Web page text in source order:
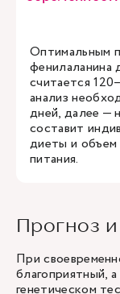
Оптимальным
считается
анализ
дней, далее —
составит
диеты и объем
питания.
Прогноз
При
благоприятный,
генетическом